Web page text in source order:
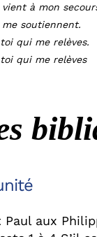
à mon
soutiennent.
qui me relèves.
qui me relèves
aux